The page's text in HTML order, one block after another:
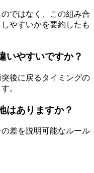
ではなく、この組み合
やすいかを要約したも
いやすいですか？
後に戻るタイミングの
。
はありますか？
差を説明可能なルール